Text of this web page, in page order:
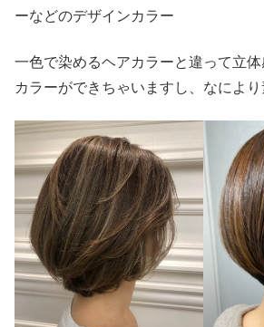
ーなどのデザインカラー
一色で染めるヘアカラーと違って立
カラーができちゃいますし、なにより